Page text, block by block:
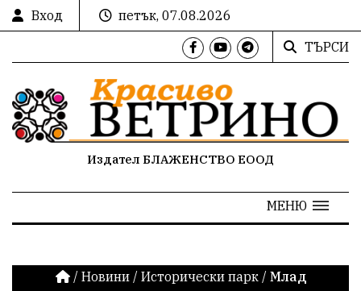
Вход
петък, 07.08.2026
ТЪРСИ
Издател БЛАЖЕНСТВО ЕООД
МЕНЮ
/ Новини / Исторически парк / Млад